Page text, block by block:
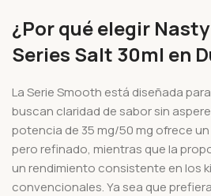
¿Por qué elegir
Series Salt 30ml en
La Serie Smooth está diseñada
buscan claridad de sabor sin
potencia de 35 mg/50 mg ofrece
pero refinado, mientras que la
un rendimiento consistente en los
convencionales. Ya sea que